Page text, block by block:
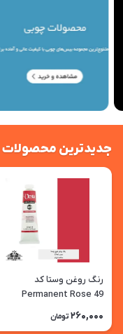
جدیدترین محصولات
رنگ روغن وستا کد
Permanent Rose 49
260,000 تومان